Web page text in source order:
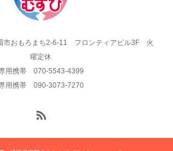
市おもろまち2-6-11 フロンティアビル3F 火
曜定休
用携帯 070-5543-4399
用携帯 090-3073-7270